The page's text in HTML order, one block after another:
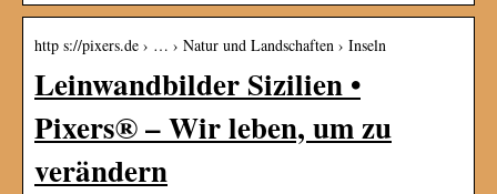
http s://pixers.de › … › Natur und Landschaften › Inseln
Leinwandbilder Sizilien •
Pixers® – Wir leben, um zu
verändern